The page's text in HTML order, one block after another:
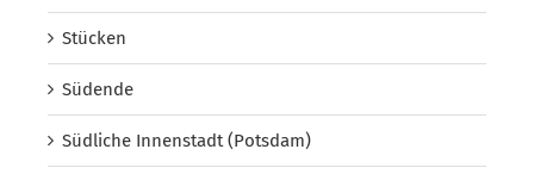
Stücken
Südende
Südliche Innenstadt (Potsdam)